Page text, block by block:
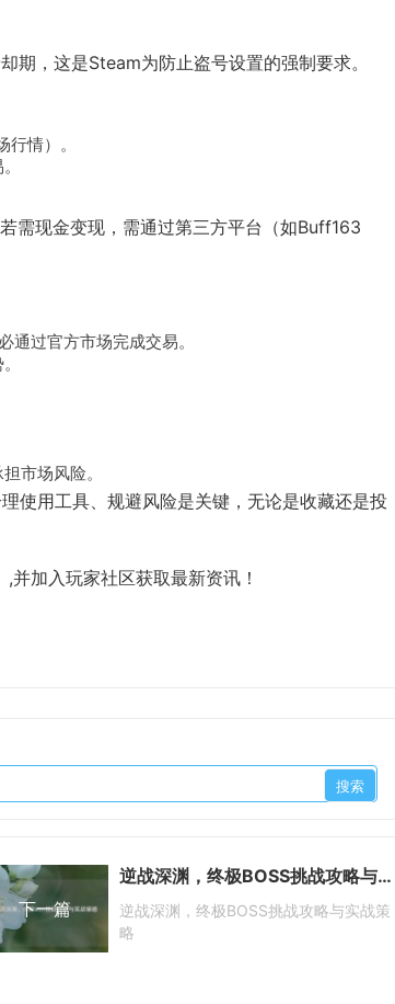
期，这是Steam为防止盗号设置的强制要求。
情）。
需现金变现，需通过第三方平台（如Buff163
通过官方市场完成交易。
市场风险。
使用工具、规避风险是关键，无论是收藏还是投
并加入玩家社区获取最新资讯！
下一篇
逆战深渊，终极BOSS挑战攻略与实战策略
逆战深渊，终极BOSS挑战攻略与实战策
略